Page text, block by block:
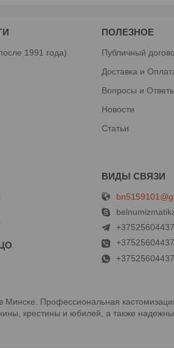
1991 года)
ПОЛЕЗНОЕ
Публичный
Доставка и
Вопросы и
Новости
Статьи
Профессиональная
крестины и юбилей, а также